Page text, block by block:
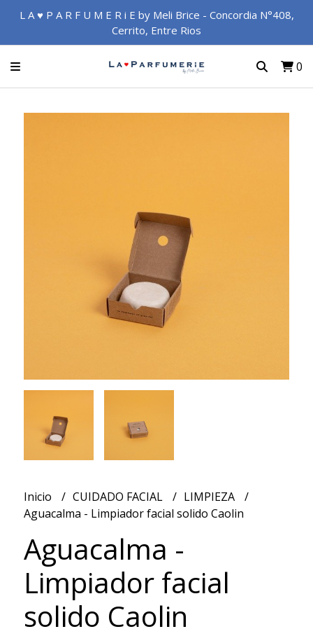
L A ♥ P A R F U M E R i E by Meli Brice - Concordia N°408,
Cerrito, Entre Rios
0
Inicio CUIDADO FACIAL
LIMPIEZA
Aguacalma - Limpiador facial solido Caolin
Aguacalma -
Limpiador facial
solido Caolin